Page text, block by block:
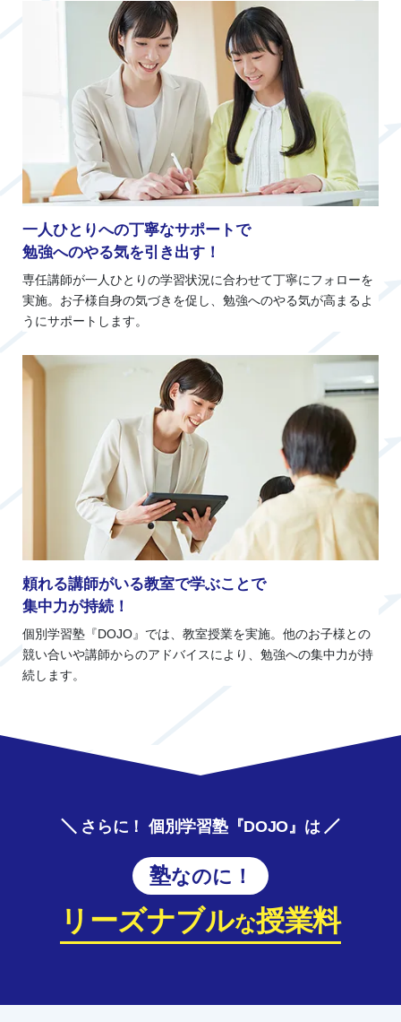
一人ひとりへの丁寧なサポートで
勉強へのやる気を引き出す！
専任講師が一人ひとりの学習状況に合わせて丁寧にフォローを
実施。お子様自身の気づきを促し、勉強へのやる気が高まるよ
うにサポートします。
頼れる講師がいる教室で学ぶことで
集中力が持続！
個別学習塾『DOJO』では、教室授業を実施。他のお子様との
競い合いや講師からのアドバイスにより、勉強への集中力が持
続します。
さらに！ 個別学習塾『DOJO』は
塾なのに！
リーズナブルな授業料